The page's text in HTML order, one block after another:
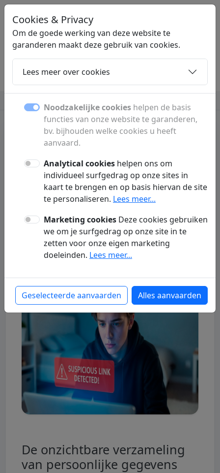
LINKPLEK.NL
Home Dochters Contact
Samenleving
De illusie van online
anonimiteit: Waarom
privacy op internet
steeds moeilijker te
beschermen is
De onzichtbare verzameling
van persoonlijke gegevens
Cookies & Privacy
Om de goede werking van deze website te
garanderen maakt deze gebruik van cookies.
Lees meer over cookies
Noodzakelijke cookies helpen de basis
functies van onze website te garanderen,
bv. bijhouden welke cookies u heeft
aanvaard.
Analytical cookies helpen ons om
individueel surfgedrag op onze sites in
kaart te brengen en op basis hiervan de site
te personaliseren. Lees meer...
Marketing cookies Deze cookies gebruiken
we om je surfgedrag op onze site in te
zetten voor onze eigen marketing
doeleinden. Lees meer...
Geselecteerde aanvaarden Alles aanvaarden